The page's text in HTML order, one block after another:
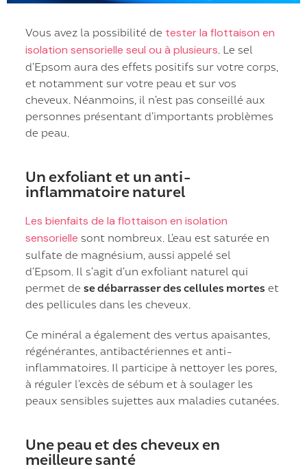
Vous avez la possibilité de tester la flottaison en
isolation sensorielle seul ou à plusieurs . Le sel
d’Epsom aura des effets positifs sur votre corps,
et notamment sur votre peau et sur vos
cheveux. Néanmoins, il n’est pas conseillé aux
personnes présentant d’importants problèmes
de peau.
Un exfoliant et un anti-
inflammatoire naturel
Les bienfaits de la flottaison en isolation
sensorielle sont nombreux. L’eau est saturée en
sulfate de magnésium, aussi appelé sel
d’Epsom. Il s’agit d’un exfoliant naturel qui
permet dese débarrasser des cellules mortes et
des pellicules dans les cheveux.
Ce minéral a également des vertus apaisantes,
régénérantes, antibactériennes et anti-
inflammatoires. Il participe à nettoyer les pores,
à réguler l’excès de sébum et à soulager les
peaux sensibles sujettes aux maladies cutanées.
Une peau et des cheveux en
meilleure santé